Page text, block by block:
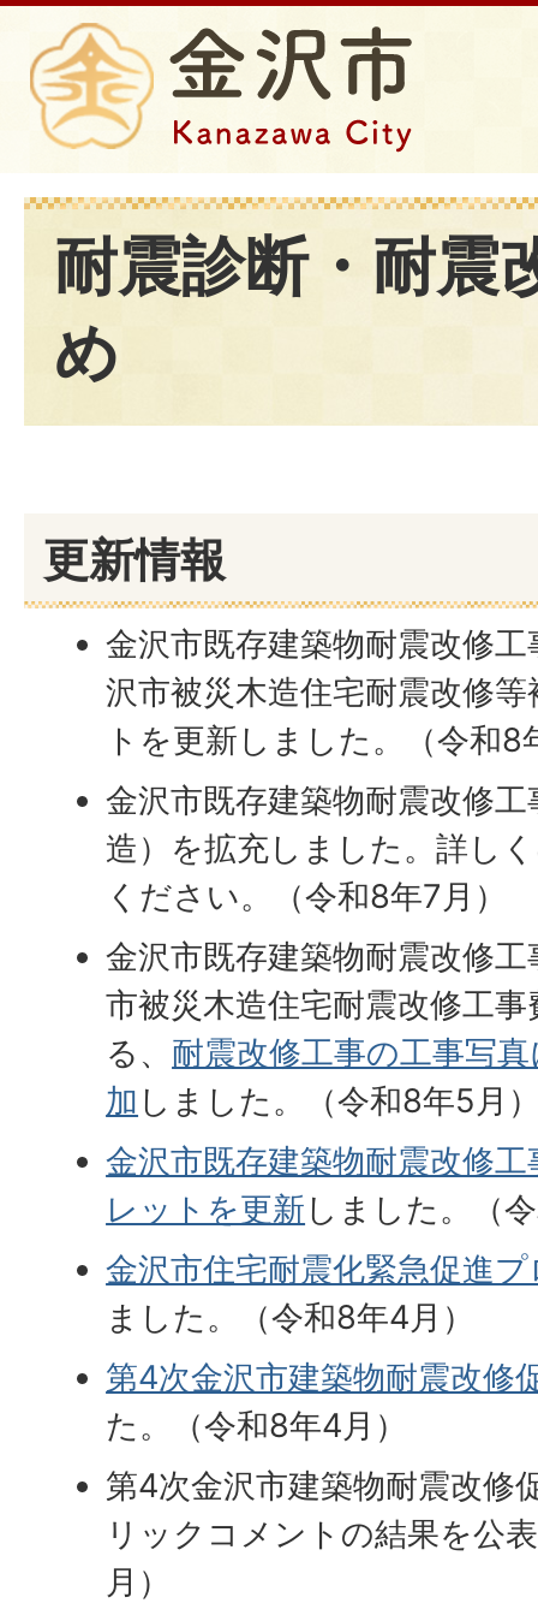
耐震診断・耐震
め
更新情報
金沢市既存建築物耐震改修
沢市被災木造住宅耐震改修
トを更新しました。（令和8
金沢市既存建築物耐震改修
造）を拡充しました。詳し
ください。（令和8年7月）
金沢市既存建築物耐震改修
市被災木造住宅耐震改修工
る、 耐震改修工事の工事写
加 しました。（令和8年5月
金沢市既存建築物耐震改修
レットを更新しました。（
金沢市住宅耐震化緊急促進
ました。（令和8年4月）
第4次金沢市建築物耐震改修
た。（令和8年4月）
第4次金沢市建築物耐震改修
リックコメントの結果を公
月）